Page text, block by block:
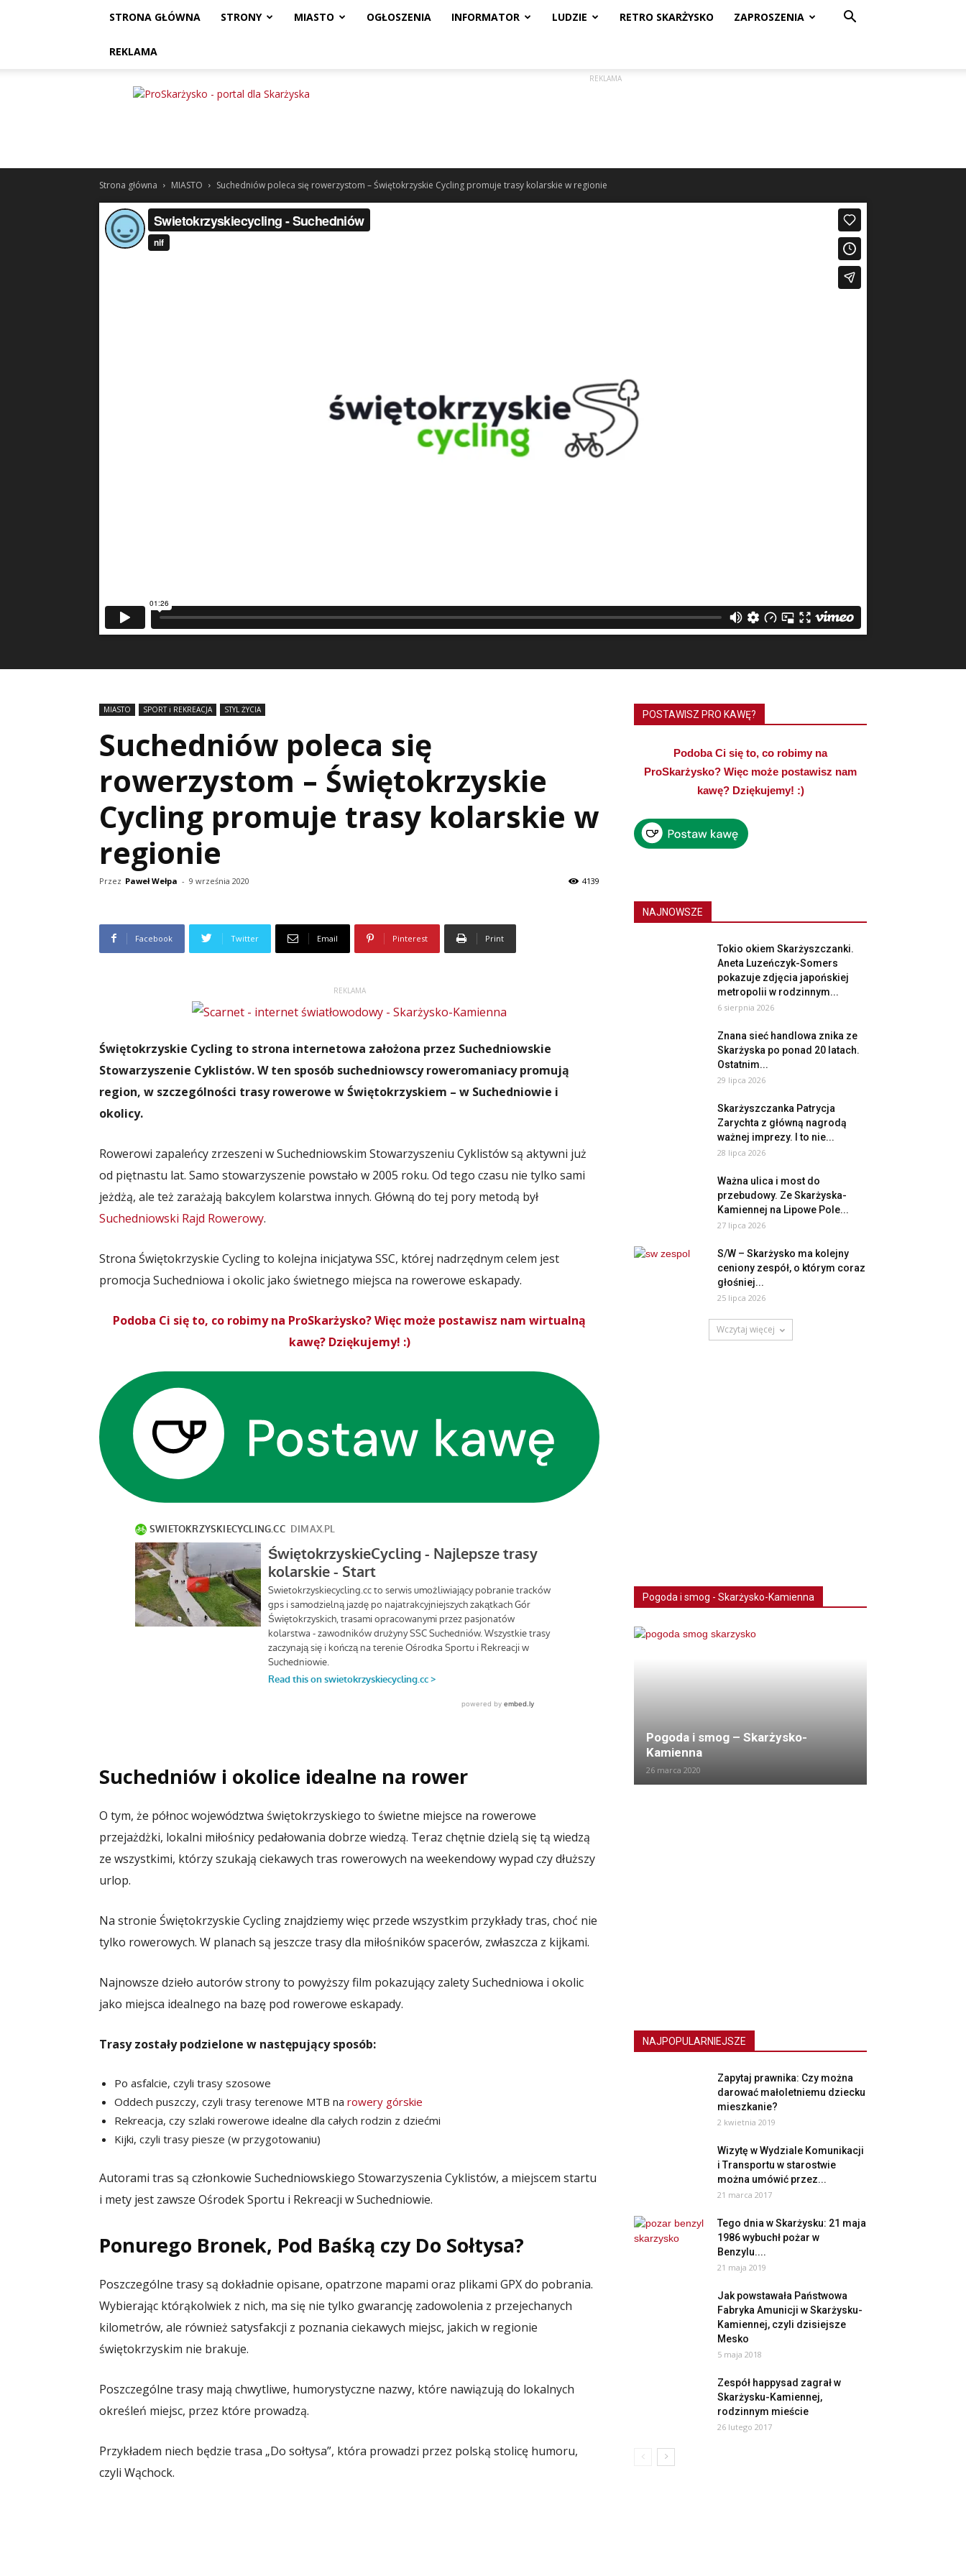
STRONA GŁÓWNA STRONY MIASTO OGŁOSZENIA INFORMATOR LUDZIE RETRO SKARŻYSKO ZAPROSZENIA
REKLAMA
ProSkarżysko
REKLAMA
Strona główna MIASTO Suchedniów poleca się rowerzystom – Świętokrzyskie Cycling promuje trasy kolarskie w regionie
MIASTO SPORT i REKREACJA STYL ŻYCIA
Suchedniów poleca się
rowerzystom – Świętokrzyskie
Cycling promuje trasy kolarskie w
regionie
Przez Paweł Wełpa - 9 września 2020 4139
Facebook Twitter Email Pinterest Print
REKLAMA
Świętokrzyskie Cycling to strona internetowa założona przez Suchedniowskie
Stowarzyszenie Cyklistów. W ten sposób suchedniowscy roweromaniacy promują
region, w szczególności trasy rowerowe w Świętokrzyskiem – w Suchedniowie i
okolicy.
Rowerowi zapaleńcy zrzeszeni w Suchedniowskim Stowarzyszeniu Cyklistów są aktywni już
od piętnastu lat. Samo stowarzyszenie powstało w 2005 roku. Od tego czasu nie tylko sami
jeżdżą, ale też zarażają bakcylem kolarstwa innych. Główną do tej pory metodą był
Suchedniowski Rajd Rowerowy.
Strona Świętokrzyskie Cycling to kolejna inicjatywa SSC, której nadrzędnym celem jest
promocja Suchedniowa i okolic jako świetnego miejsca na rowerowe eskapady.
Podoba Ci się to, co robimy na ProSkarżysko? Więc może postawisz nam wirtualną
kawę? Dziękujemy! :)
Suchedniów i okolice idealne na rower
O tym, że północ województwa świętokrzyskiego to świetne miejsce na rowerowe
przejażdżki, lokalni miłośnicy pedałowania dobrze wiedzą. Teraz chętnie dzielą się tą wiedzą
ze wszystkimi, którzy szukają ciekawych tras rowerowych na weekendowy wypad czy dłuższy
urlop.
Na stronie Świętokrzyskie Cycling znajdziemy więc przede wszystkim przykłady tras, choć nie
tylko rowerowych. W planach są jeszcze trasy dla miłośników spacerów, zwłaszcza z kijkami.
Najnowsze dzieło autorów strony to powyższy film pokazujący zalety Suchedniowa i okolic
jako miejsca idealnego na bazę pod rowerowe eskapady.
Trasy zostały podzielone w następujący sposób:
Po asfalcie, czyli trasy szosowe
Oddech puszczy, czyli trasy terenowe MTB na rowery górskie
Rekreacja, czy szlaki rowerowe idealne dla całych rodzin z dziećmi
Kijki, czyli trasy piesze (w przygotowaniu)
Autorami tras są członkowie Suchedniowskiego Stowarzyszenia Cyklistów, a miejscem startu
i mety jest zawsze Ośrodek Sportu i Rekreacji w Suchedniowie.
Ponurego Bronek, Pod Baśką czy Do Sołtysa?
Poszczególne trasy są dokładnie opisane, opatrzone mapami oraz plikami GPX do pobrania.
Wybierając którąkolwiek z nich, ma się nie tylko gwarancję zadowolenia z przejechanych
kilometrów, ale również satysfakcji z poznania ciekawych miejsc, jakich w regionie
świętokrzyskim nie brakuje.
Poszczególne trasy mają chwytliwe, humorystyczne nazwy, które nawiązują do lokalnych
określeń miejsc, przez które prowadzą.
Przykładem niech będzie trasa „Do sołtysa”, która prowadzi przez polską stolicę humoru,
czyli Wąchock.
POSTAWISZ PRO KAWĘ?
Podoba Ci się to, co robimy na
ProSkarżysko? Więc może postawisz nam
kawę? Dziękujemy! :)
NAJNOWSZE
Tokio okiem Skarżyszczanki.
Aneta Luzeńczyk-Somers
pokazuje zdjęcia japońskiej
metropolii w rodzinnym...
6 sierpnia 2026
Znana sieć handlowa znika ze
Skarżyska po ponad 20 latach.
Ostatnim...
29 lipca 2026
Skarżyszczanka Patrycja
Zarychta z główną nagrodą
ważnej imprezy. I to nie...
28 lipca 2026
Ważna ulica i most do
przebudowy. Ze Skarżyska-
Kamiennej na Lipowe Pole...
27 lipca 2026
S/W – Skarżysko ma kolejny
ceniony zespół, o którym coraz
głośniej...
25 lipca 2026
Wczytaj więcej
Pogoda i smog - Skarżysko-Kamienna
Pogoda i smog – Skarżysko-
Kamienna
26 marca 2020
NAJPOPULARNIEJSZE
Zapytaj prawnika: Czy można
darować małoletniemu dziecku
mieszkanie?
2 kwietnia 2019
Wizytę w Wydziale Komunikacji
i Transportu w starostwie
można umówić przez...
21 marca 2017
Tego dnia w Skarżysku: 21 maja
1986 wybuchł pożar w
Benzylu....
21 maja 2019
Jak powstawała Państwowa
Fabryka Amunicji w Skarżysku-
Kamiennej, czyli dzisiejsze
Mesko
5 maja 2018
Zespół happysad zagrał w
Skarżysku-Kamiennej,
rodzinnym mieście
26 lutego 2017